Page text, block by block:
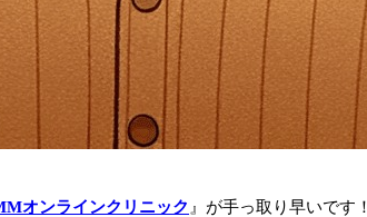
オンラインクリニック 』が手っ取り早いです！